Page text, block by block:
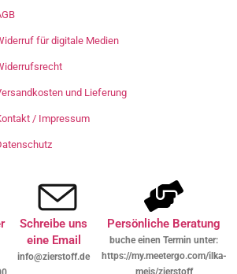
für digitale Medien
und Lieferung
/ Impressum
Schreibe uns
eine Email
info@zierstoff.de
Persönliche Beratung
buche einen Termin unter:
https://my.meetergo.com/ilka-
meis/zierstoff